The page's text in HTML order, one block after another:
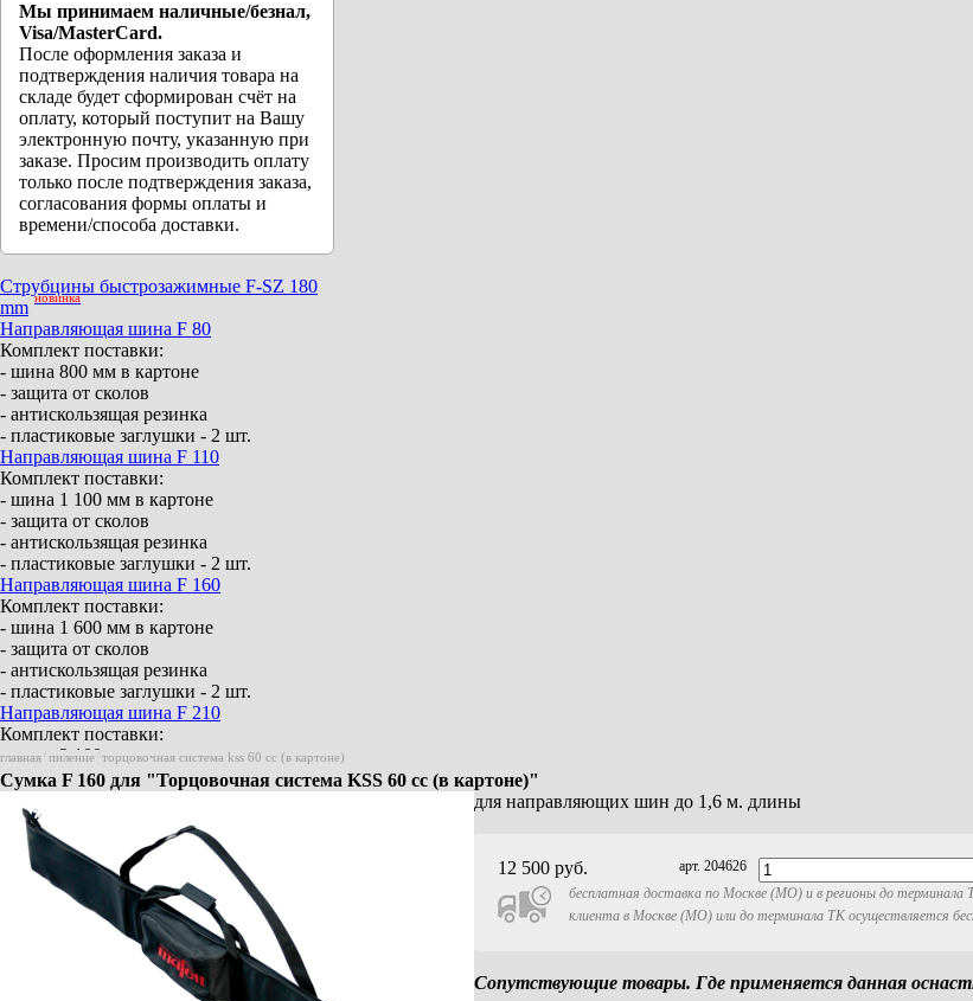
Мы принимаем наличные/безнал,
Visa/MasterCard.
После оформления заказа и
подтверждения наличия товара на
складе будет сформирован счёт на
оплату, который поступит на Вашу
электронную почту, указанную при
заказе. Просим производить оплату
только после подтверждения заказа,
согласования формы оплаты и
времени/способа доставки.
Струбцины быстрозажимные F-SZ 180
mm новинка
Направляющая шина F 80
Комплект поставки:
- шина 800 мм в картоне
- защита от сколов
- антискользящая резинка
- пластиковые заглушки - 2 шт.
Направляющая шина F 110
Комплект поставки:
- шина 1 100 мм в картоне
- защита от сколов
- антискользящая резинка
- пластиковые заглушки - 2 шт.
Направляющая шина F 160
Комплект поставки:
- шина 1 600 мм в картоне
- защита от сколов
- антискользящая резинка
- пластиковые заглушки - 2 шт.
Направляющая шина F 210
Комплект поставки:
- шина 2 100 мм в картоне
- защита от сколов
- антискользящая резинка
- пластиковые заглушки - 2 шт.
Направляющая шина F 310
Комплект поставки:
- шина 3 100 мм в картоне
- защита от сколов
- антискользящая резинка
- пластиковые заглушки - 2 шт.
Элемент соединения F-VS
Для 2 направляющих шин
главная / пиление / торцовочная система kss 60 cc (в картоне)
Сумка F 160 для "Торцовочная система KSS 60 cc (в картоне)"
для направляющих шин до 1,6 м. длины
12 500 руб. арт. 204626
бесплатная доставка по Москве (МО) и в регионы до терминала
клиента в Москве (МО) или до терминала ТК осуществляется
Сопутствующие товары. Где применяется данная